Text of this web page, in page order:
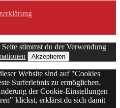
stimmst du der Verwendung
Akzeptieren
Website sind auf "Cookies
Surferlebnis zu ermöglichen.
der Cookie-Einstellungen
klickst, erklärst du sich damit